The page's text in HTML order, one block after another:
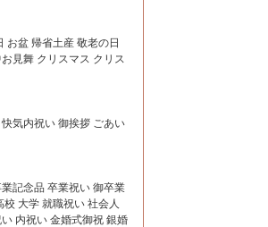
お盆 帰省土産 敬老の日
見舞 クリスマス クリス
気内祝い 御挨拶 ごあい
記念品 卒業祝い 御卒業
大学 就職祝い 社会人
内祝い 金婚式御祝 銀婚